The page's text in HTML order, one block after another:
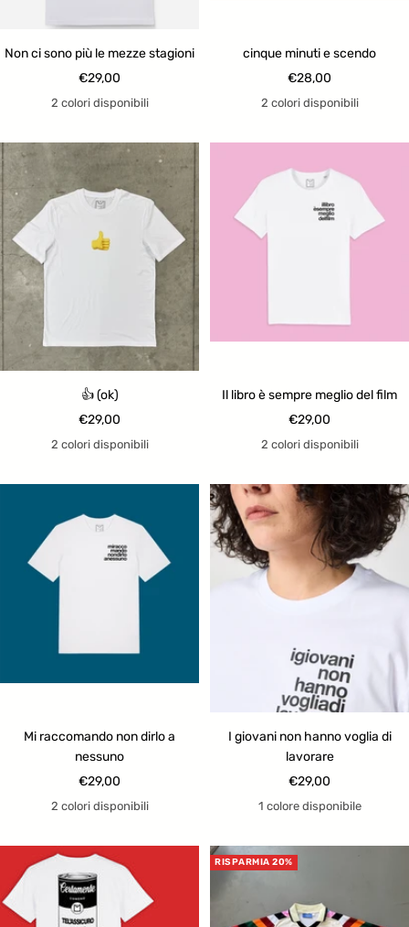
Non ci sono più le mezze stagioni
Prezzo
di
€29,00
2 colori disponibili
cinque minuti e scendo
Prezzo
di
€28,00
2 colori disponibili
👍 (ok)
Prezzo
di
€29,00
2 colori disponibili
Il libro è sempre meglio del film
Prezzo
di
€29,00
2 colori disponibili
Mi raccomando non dirlo a
nessuno
Prezzo
di
€29,00
2 colori disponibili
I giovani non hanno voglia di
lavorare
Prezzo
di
€29,00
1 colore disponibile
RISPARMIA 20%